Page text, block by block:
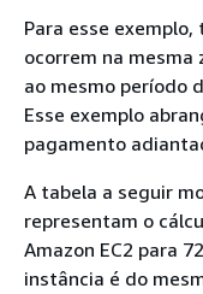
Para esse
ocorrem na
ao mesmo período
Esse exemplo
pagamento
A tabela a seguir
representam o
Amazon EC2 para
instância é do